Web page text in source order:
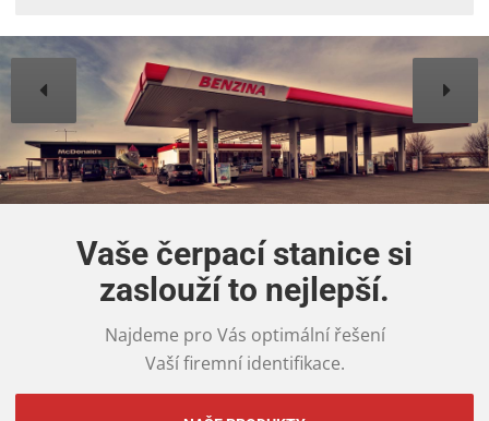
Vaše čerpací stanice si
zaslouží to nejlepší.
Najdeme pro Vás optimální řešení
Vaší firemní identifikace.